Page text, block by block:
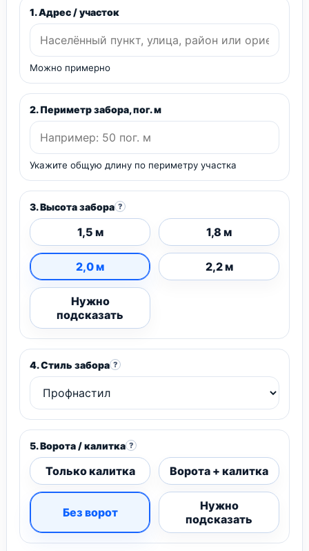
1. Адрес / участок
Можно примерно
2. Периметр забора, пог. м
Укажите общую длину по периметру участка
3. Высота забора ?
1,5 м 1,8 м
2,0 м 2,2 м
Нужно
подсказать
4. Стиль забора ?
5. Ворота / калитка ?
Только калитка Ворота + калитка
Без ворот
Нужно
подсказать